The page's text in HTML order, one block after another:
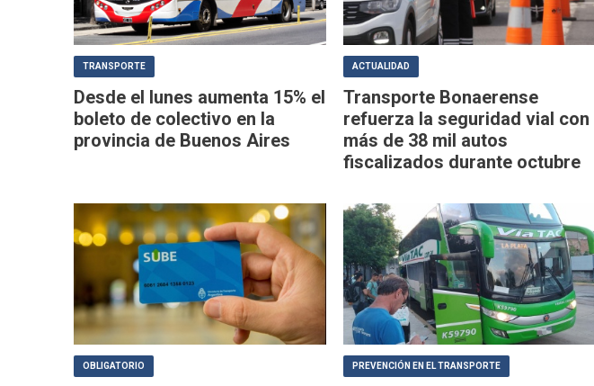
TRANSPORTE
Desde el lunes aumenta 15% el
boleto de colectivo en la
provincia de Buenos Aires
ACTUALIDAD
Transporte Bonaerense
refuerza la seguridad vial con
más de 38 mil autos
fiscalizados durante octubre
OBLIGATORIO PREVENCIÓN EN EL TRANSPORTE